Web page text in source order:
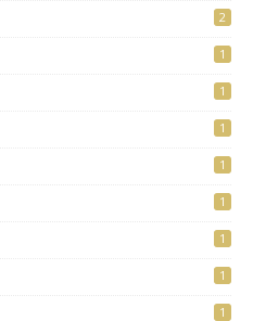
2
1
1
1
1
1
1
1
1